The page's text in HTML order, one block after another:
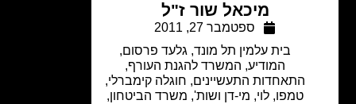
מיכאל שור ז"ל
ספטמבר 27, 2011
בית עלמין תל מונד,גלעד פרסום,
,המשרד להגנת העורף,
התאחדות התעשיינים,חוגלה קימברלי,
לוי, מי-דן ושות',משרד הביטחון,